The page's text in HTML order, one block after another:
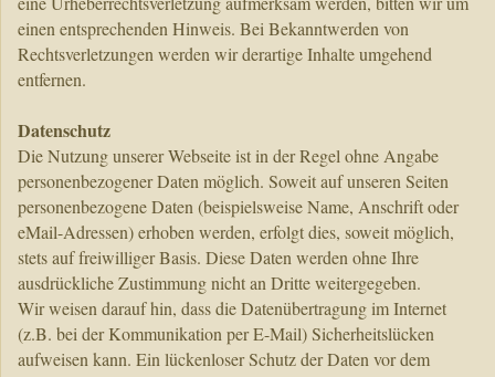
einen entsprechenden Hinweis. Bei Bekanntwerden von
Rechtsverletzungen werden wir derartige Inhalte umgehend
entfernen.
Datenschutz
Die Nutzung unserer Webseite ist in der Regel ohne Angabe
personenbezogener Daten möglich. Soweit auf unseren Seiten
personenbezogene Daten (beispielsweise Name, Anschrift oder
eMail-Adressen) erhoben werden, erfolgt dies, soweit möglich,
stets auf freiwilliger Basis. Diese Daten werden ohne Ihre
ausdrückliche Zustimmung nicht an Dritte weitergegeben.
Wir weisen darauf hin, dass die Datenübertragung im Internet
(z.B. bei der Kommunikation per E-Mail) Sicherheitslücken
aufweisen kann. Ein lückenloser Schutz der Daten vor dem